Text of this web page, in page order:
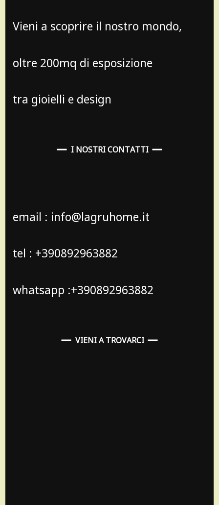
Vieni a scoprire il nostro mondo,
oltre 200mq di esposizione
tra gioielli e design
I NOSTRI CONTATTI
email : info@lagruhome.it
tel : +390892963882
whatsapp :+390892963882
VIENI A TROVARCI